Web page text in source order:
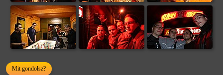
Mit gondolsz?